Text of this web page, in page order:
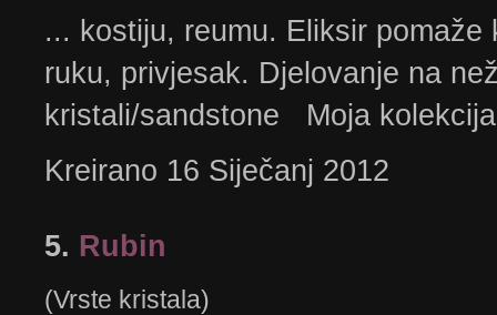
... kostiju, reumu. Eliksir
ruku, privjesak. Djelovanje na
kristali/sandstone Moja
Kreirano 16 Siječanj 2012
5. Rubin
(Vrste kristala)